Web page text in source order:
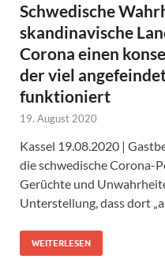
Schwedische
skandinavische
Corona einen
der viel
funktioniert
19. August 2020
Kassel 19.08.2020 |
die schwedische Corona-
Gerüchte und
Unterstellung, dass dort
WEITERLESEN